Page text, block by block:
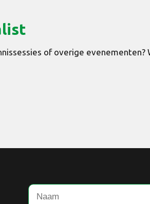
of overige evenementen?